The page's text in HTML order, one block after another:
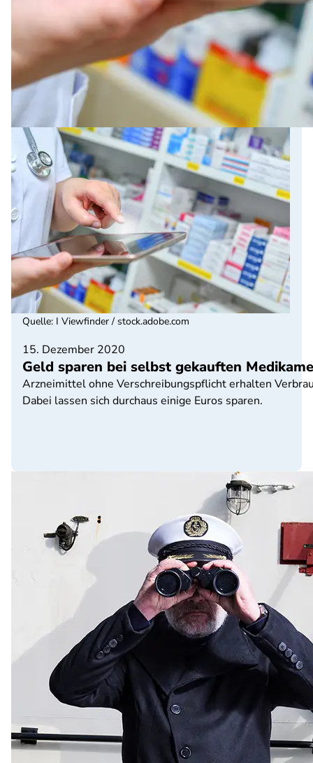
15. Dezember 2020
Geld sparen bei selbst gekauften
Arzneimittel ohne Verschreibungspflicht erhalten
Dabei lassen sich durchaus einige Euros sparen.
Quelle: I Viewfinder / stock.adobe.com